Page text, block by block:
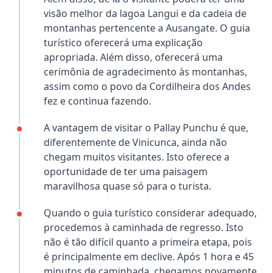
visão melhor da lagoa Langui e da cadeia de
montanhas pertencente a Ausangate. O guia
turístico oferecerá uma explicação
apropriada. Além disso, oferecerá uma
cerimônia de agradecimento às montanhas,
assim como o povo da Cordilheira dos Andes
fez e continua fazendo.
A vantagem de visitar o Pallay Punchu é que,
diferentemente de Vinicunca, ainda não
chegam muitos visitantes. Isto oferece a
oportunidade de ter uma paisagem
maravilhosa quase só para o turista.
Quando o guia turístico considerar adequado,
procedemos à caminhada de regresso. Isto
não é tão difícil quanto a primeira etapa, pois
é principalmente em declive. Após 1 hora e 45